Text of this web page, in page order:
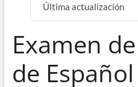
Última actualización
Examen
de